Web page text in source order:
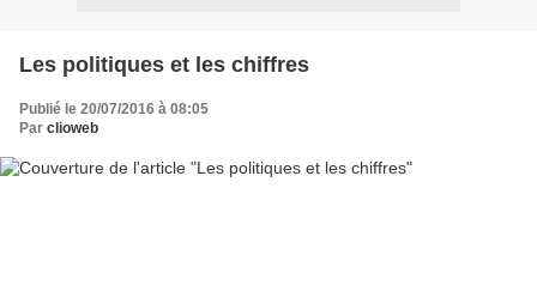
Les politiques et les chiffres
Publié le 20/07/2016 à 08:05
Par clioweb